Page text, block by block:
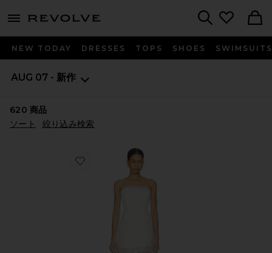
menu - shows more content
NEW TODAY DRESSES TOPS SHOES SWIMSUITS
AUG 07 - 新作
620 商品
ソート
絞り込み検索
Favorite FRANCA ドレス